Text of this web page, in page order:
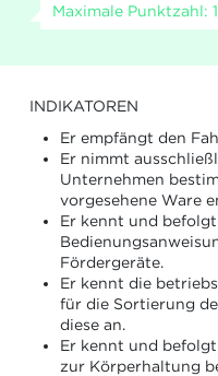
Maximale Punktzahl:
INDIKATOREN
Er empfängt den
Er nimmt
Unternehmen
vorgesehene Ware
Er kennt und
Fördergeräte.
Er kennt die
für die Sortierung
diese an.
Er kennt und
zur Körperhaltung